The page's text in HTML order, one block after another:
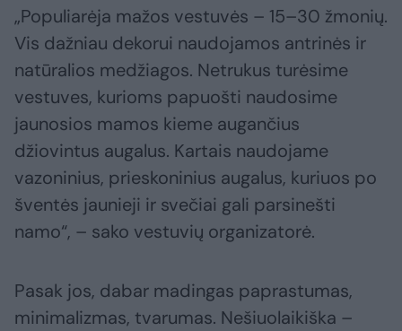
„Populiarėja mažos vestuvės – 15–30 žmonių.
Vis dažniau dekorui naudojamos antrinės ir
natūralios medžiagos. Netrukus turėsime
vestuves, kurioms papuošti naudosime
jaunosios mamos kieme augančius
džiovintus augalus. Kartais naudojame
vazoninius, prieskoninius augalus, kuriuos po
šventės jaunieji ir svečiai gali parsinešti
namo“, – sako vestuvių organizatorė.
Pasak jos, dabar madingas paprastumas,
minimalizmas, tvarumas. Nešiuolaikiška –